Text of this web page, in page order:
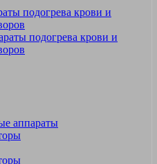
подогрева крови и
подогрева крови и
аппараты